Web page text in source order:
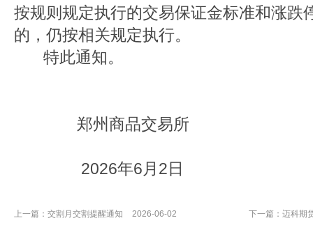
按规则规定执行的交易保证金标准和涨跌
的，仍按相关规定执行。
特此通知。
郑州商品交易所
2026年6月2日
上一篇： 交割月交割提醒通知 2026-06-02 下一篇： 迈科期